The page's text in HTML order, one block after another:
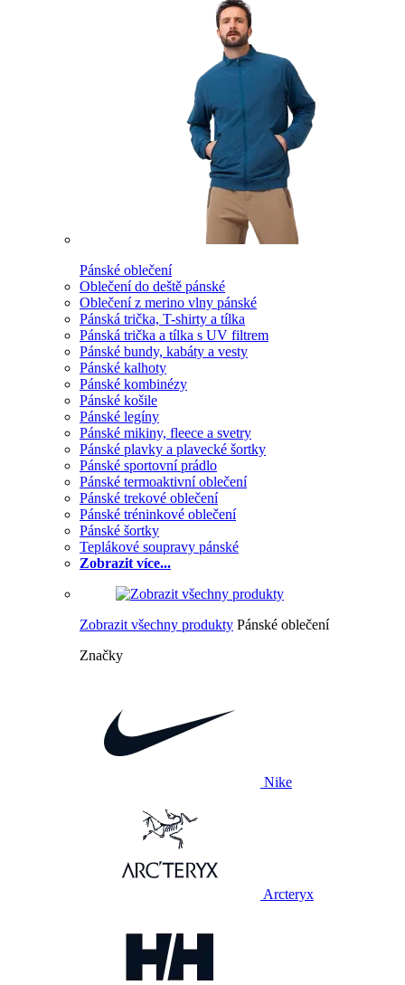
Pánské oblečení
Oblečení do deště pánské
Oblečení z merino vlny pánské
Pánská trička, T-shirty a tílka
Pánská trička a tílka s UV filtrem
Pánské bundy, kabáty a vesty
Pánské kalhoty
Pánské kombinézy
Pánské košile
Pánské legíny
Pánské mikiny, fleece a svetry
Pánské plavky a plavecké šortky
Pánské sportovní prádlo
Pánské termoaktivní oblečení
Pánské trekové oblečení
Pánské tréninkové oblečení
Pánské šortky
Teplákové soupravy pánské
Zobrazit více...
Zobrazit všechny produkty Pánské oblečení
Značky
Nike
Arcteryx